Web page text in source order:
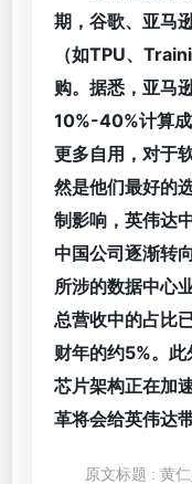
期，谷歌、亚马
（如TPU、
购。据悉，亚马
10%-40%计算
更多自用，对于
然是他们最好的
制影响，英伟达
中国公司逐渐转
所涉的数据中心
总营收中的占比
财年的约5%。
芯片架构正在加
革将会给英伟达
原文标题 : 黄